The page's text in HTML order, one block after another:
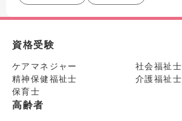
資格受験
ケアマネジャー
社会福祉士
精神保健福祉士
介護福祉士
保育士
高齢者